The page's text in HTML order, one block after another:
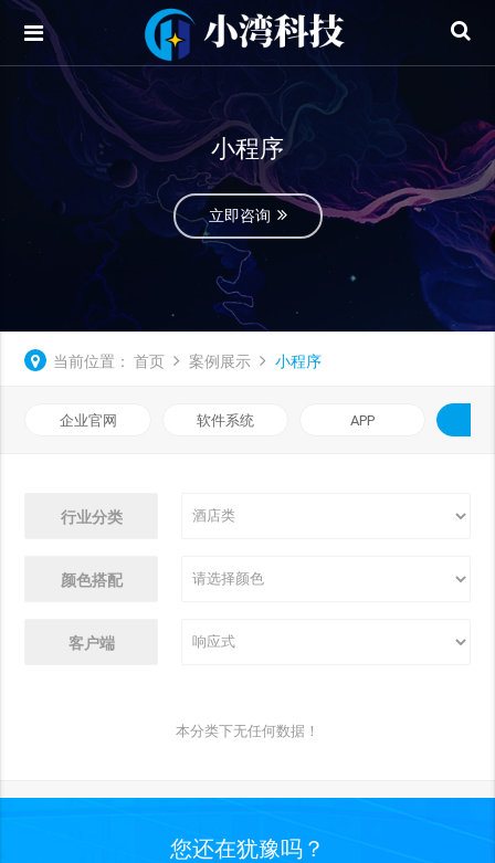
小程序
立即咨询
当前位置： 首页 案例展示 小程序
企业官网 软件系统 APP
行业分类
颜色搭配
客户端
本分类下无任何数据！
您还在犹豫吗？